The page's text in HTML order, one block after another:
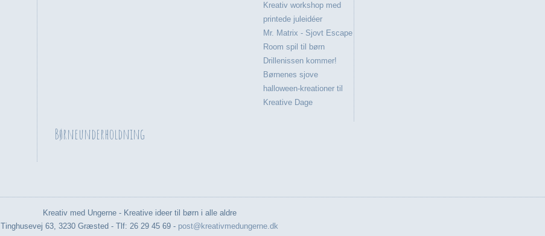
Kreativ workshop med
printede juleidéer
Mr. Matrix - Sjovt Escape
Room spil til børn
Drillenissen kommer!
Børnenes sjove
halloween-kreationer til
Kreative Dage
Børneunderholdning
Kreativ med Ungerne - Kreative ideer til børn i alle aldre
Tinghusevej 63, 3230 Græsted - Tlf: 26 29 45 69 - post@kreativmedungerne.dk